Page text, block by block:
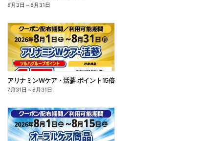
8月3日 ～8月31日
アリナミンWケア・活蔘 ポイント15倍
7月31日 ～8月31日